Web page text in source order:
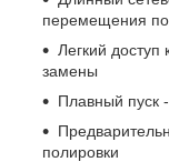
перемещения
Легкий
замены
Плавный пуск
полировки